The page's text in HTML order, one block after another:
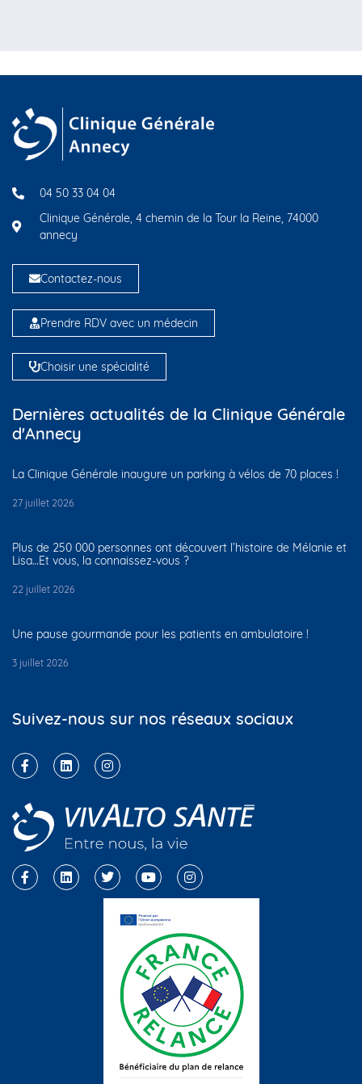
04 50 33 04 04
Clinique Générale, 4 chemin de la Tour la Reine, 74000
annecy
Contactez-nous
Prendre RDV avec un médecin
Choisir une spécialité
Dernières actualités de la Clinique Générale
d'Annecy
La Clinique Générale inaugure un parking à vélos de 70 places !
27 juillet 2026
Plus de 250 000 personnes ont découvert l’histoire de Mélanie et
Lisa…Et vous, la connaissez-vous ?
22 juillet 2026
Une pause gourmande pour les patients en ambulatoire !
3 juillet 2026
Suivez-nous sur nos réseaux sociaux